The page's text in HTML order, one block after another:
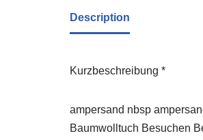
Description
Kurzbeschreibung *
ampersand nbsp
Baumwolltuch Besuchen